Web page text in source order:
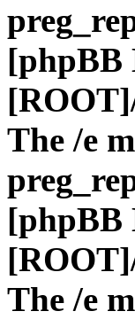
[phpBB
The /e
[phpBB
The /e